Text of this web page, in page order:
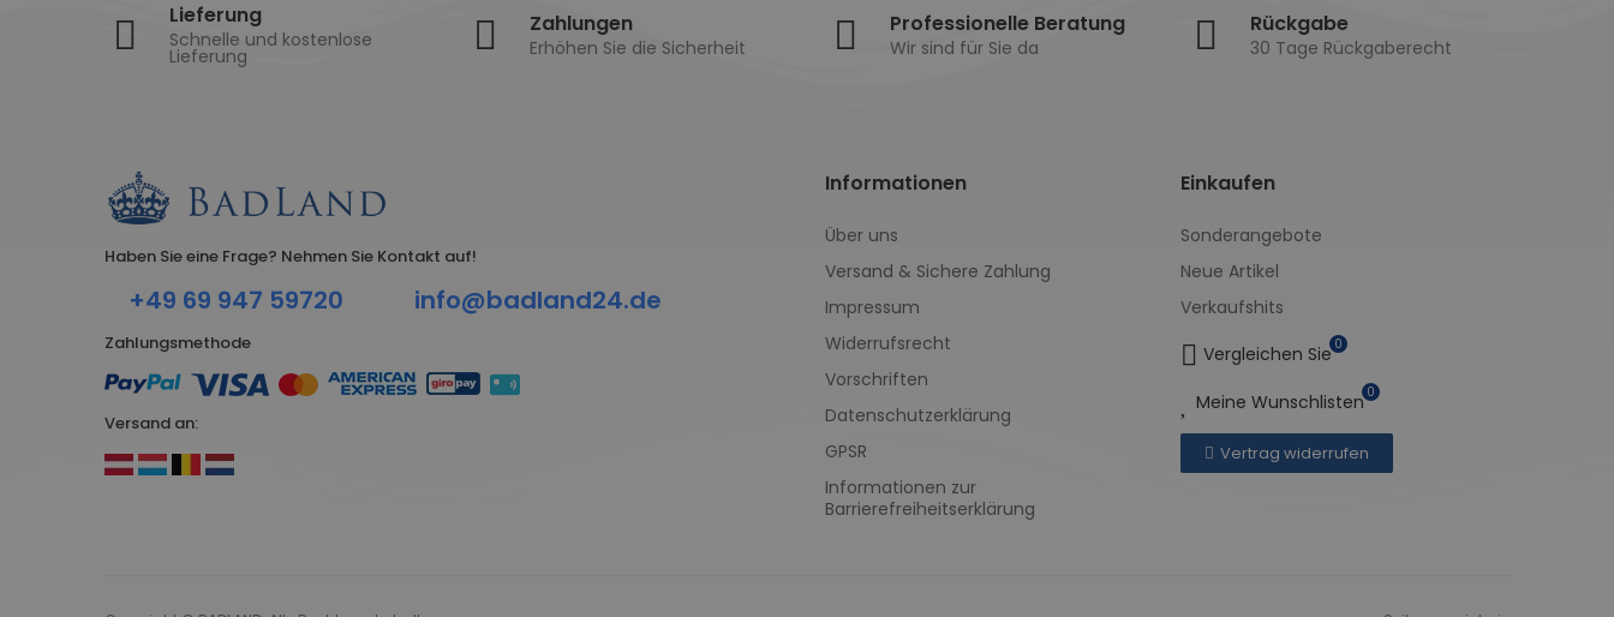
Lieferung
Schnelle und kostenlose
Lieferung
Zahlungen
Erhöhen Sie die Sicherheit
Professionelle Beratung
Wir sind für Sie da
Rückgabe
30 Tage Rückgaberecht
Haben Sie eine Frage? Nehmen Sie Kontakt auf!
+49 69 947 59720 info@badland24.de
Zahlungsmethode
Versand an:
Informationen
Über uns
Versand & Sichere Zahlung
Impressum
Widerrufsrecht
Vorschriften
Datenschutzerklärung
GPSR
Informationen zur
Barrierefreiheitserklärung
Einkaufen
Sonderangebote
Neue Artikel
Verkaufshits
Vergleichen Sie0
Meine Wunschlisten0
Vertrag widerrufen